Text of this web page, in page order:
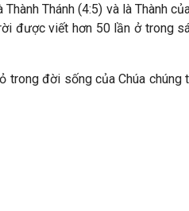
Thánh (4:5) và là Thành
được viết hơn 50 lần ở trong
đời sống của Chúa